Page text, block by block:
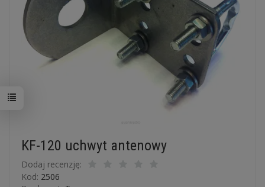
KF-120 uchwyt antenowy
Dodaj recenzję:
Kod: 2506